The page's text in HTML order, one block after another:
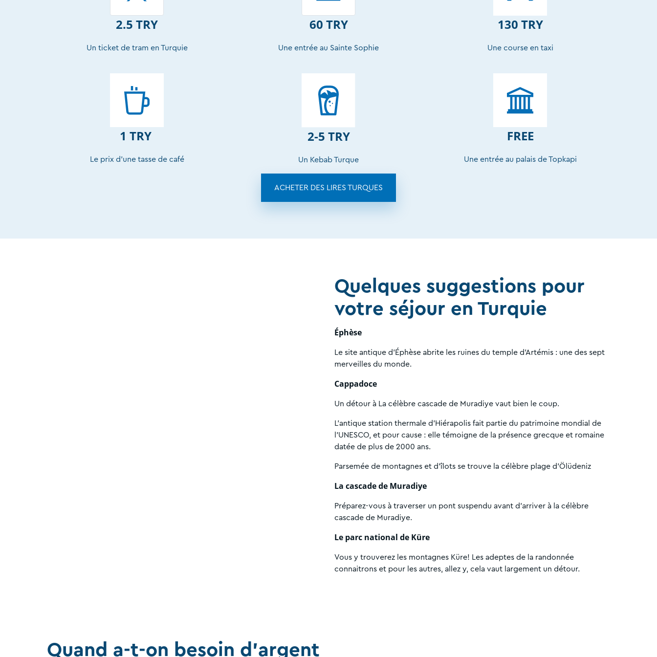
2.5 TRY
Un ticket de tram en Turquie
1 TRY
Le prix d’une tasse de café
60 TRY
Une entrée au Sainte Sophie
2-5 TRY
Un Kebab Turque
130 TRY
Une course en taxi
FREE
Une entrée au palais de Topkapi
ACHETER DES LIRES TURQUES
Quelques suggestions pour
votre séjour en Turquie
Éphèse
Le site antique d’Éphèse abrite les ruines du temple d’Artémis : une des sept
merveilles du monde.
Cappadoce
Un détour à La célèbre cascade de Muradiye vaut bien le coup.
L’antique station thermale d’Hiérapolis fait partie du patrimoine mondial de
l’UNESCO, et pour cause : elle témoigne de la présence grecque et romaine
datée de plus de 2000 ans.
Parsemée de montagnes et d’îlots se trouve la célèbre plage d’Ölüdeniz
La cascade de Muradiye
Préparez-vous à traverser un pont suspendu avant d'arriver à la célèbre
cascade de Muradiye.
Le parc national de Küre
Vous y trouverez les montagnes Küre! Les adeptes de la randonnée
connaitrons et pour les autres, allez y, cela vaut largement un détour.
Quand a-t-on besoin d'argent